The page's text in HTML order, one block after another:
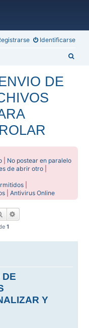
Identificarse
DE
No postear en paralelo
de abrir otro
|Antivirus Online
Buscar
1
DE
Y